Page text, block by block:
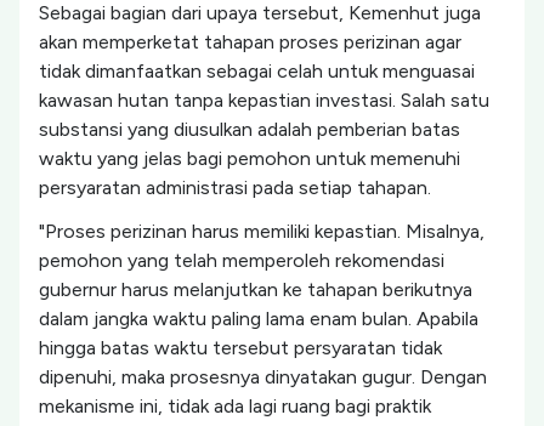
Sebagai bagian dari upaya tersebut, Kemenhut juga
akan memperketat tahapan proses perizinan agar
tidak dimanfaatkan sebagai celah untuk menguasai
kawasan hutan tanpa kepastian investasi. Salah satu
substansi yang diusulkan adalah pemberian batas
waktu yang jelas bagi pemohon untuk memenuhi
persyaratan administrasi pada setiap tahapan.
"Proses perizinan harus memiliki kepastian. Misalnya,
pemohon yang telah memperoleh rekomendasi
gubernur harus melanjutkan ke tahapan berikutnya
dalam jangka waktu paling lama enam bulan. Apabila
hingga batas waktu tersebut persyaratan tidak
dipenuhi, maka prosesnya dinyatakan gugur. Dengan
mekanisme ini, tidak ada lagi ruang bagi praktik